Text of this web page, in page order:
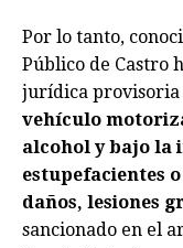
Por lo tanto,
Público de Castro
jurídica provisoria
vehículo
alcohol y bajo la
estupefacientes
daños, lesiones
sancionado en el